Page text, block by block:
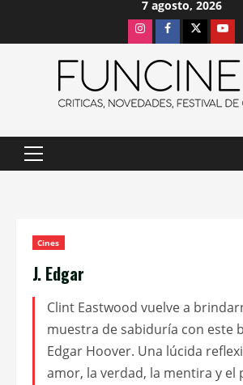
7 agosto, 2026
InstagramFacebook
X
Menú
Cines
J. Edgar
Clint Eastwood vuelve a
muestra de sabiduría con este
Edgar Hoover. Una lúcida
amor, la verdad, la mentira y el